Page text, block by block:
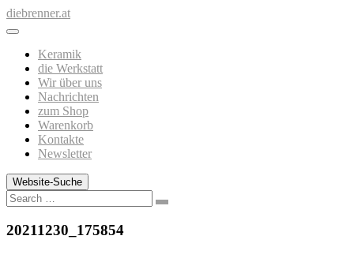
Zum
Inhalt
diebrenner.at
Keramik
die Werkstatt
Wir über uns
Nachrichten
zum Shop
Warenkorb
Kontakte
Newsletter
Website-Suche
Search
20211230_175854